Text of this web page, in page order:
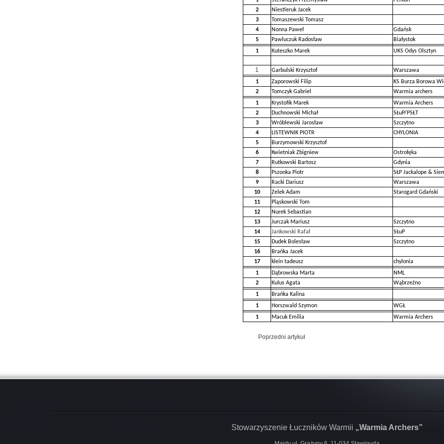
2
Niestieruk Jacek
3
Tomaszewski Tomasz
4
Nonna Paweł
Gdańsk
5
Pawluczuk Radosław
Białystok
1
Kuteszko Marek UKS Odys Olsztyn
1 Garbulski Krzysztof
Warszawa
1
Zaporowski Filip
KS Burza Borowa
2
Tomczyk Gabriel
Warmia archers
1
Krystofik Marek
Warmia Archers
2
Duchnowski Michał
SŁuP/PSŁT
3
Wróblewski Jarosław
Szczytno
4
LISTEWNIK PIOTR
CHYLONIA
5
Burzymowski Krzysztof
6
Kwietniak Zbigniew
Ostrołęka
7
Rutkowski Bartosz
Gdynia
8
Pszonka Piotr
SŁP Jackalope &
9
Racki Dariusz
Warszawa
10
Zelek Adam
Starogard Gdański
11
Pląskowski Tom
12
Nurek Sebastian
13
Jurczak Mariusz
Szczytno
14
Jankowski Rafał
SŁuP
15
Dudek Bolesław
Szczytno
16
Brańka Jacek
17
klein tadeusz
chylonia
1
Dąbrowska Marta
NML
2
Kulus Agata
Wąbrzeźno
1
Brańka Kalina
1
Horszwald Szymon
WGŁ
1
Macuk Emilia Warmia Archers
Poprzedni artykuł
Stowarzyszenie Łuczników Warmii „Warmia Archers”